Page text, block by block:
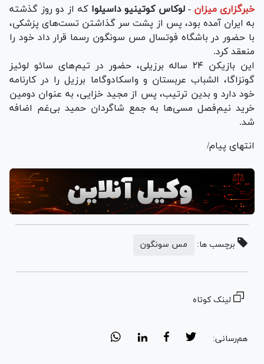
خبرگزاری میزان - لوکاس کوتینیو داسیلواکه از دو روز گذشته
به ایران آمده بود، پس از پشت سر گذاشتن تست‌های پزشکی،
با حضور در باشگاه فوتسال مس سونگون رسما قرار داد خود را
منعقد کرد.
این بازیکن ۲۴ ساله برزیلی، حضور در تیم‌های سائو لوئیز
گونزاگا، الشباب عربستان و واسکادوگاما برزیل را در کارنامه
خود دارد و بدین ترتیب، پس از مجید خزایی، به عنوان دومین
خرید نیم‌فصل مسی‌ها به جمع شاگردان حمید بی‌غم اضافه
شد.
انتهای پیام/
برچسب ها: مس سونگون
لینک کوتاه
هم‌رسانی: